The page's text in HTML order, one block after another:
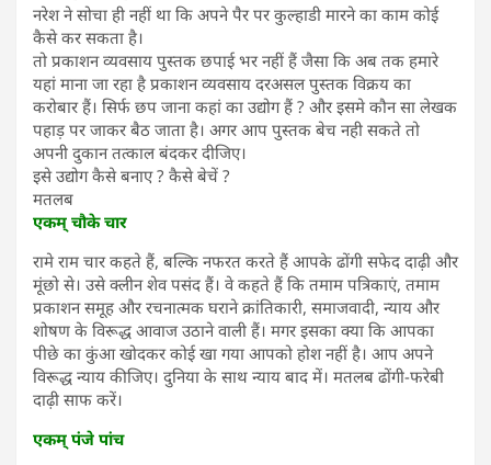
नरेश ने सोचा ही नहीं था कि अपने पैर पर कुल्हाडी मारने का काम कोई
कैसे कर सकता है।
तो प्रकाशन व्यवसाय पुस्तक छपाई भर नहीं हैं जैसा कि अब तक हमारे
यहां माना जा रहा है प्रकाशन व्यवसाय दरअसल पुस्तक विक्रय का
करोबार हैं। सिर्फ छप जाना कहां का उद्योग हैं ? और इसमे कौन सा लेखक
पहाड़ पर जाकर बैठ जाता है। अगर आप पुस्तक बेच नही सकते तो
अपनी दुकान तत्काल बंदकर दीजिए।
इसे उद्योग कैसे बनाए ? कैसे बेचें ?
मतलब
एकम् चौके चार
रामे राम चार कहते हैं, बल्कि नफरत करते हैं आपके ढोंगी सफेद दाढ़ी और
मूंछो से। उसे क्लीन शेव पसंद हैं। वे कहते हैं कि तमाम पत्रिकाएं, तमाम
प्रकाशन समूह और रचनात्मक घराने क्रांतिकारी, समाजवादी, न्याय और
शोषण के विरूद्ध आवाज उठाने वाली हैं। मगर इसका क्या कि आपका
पीछे का कुंआ खोदकर कोई खा गया आपको होश नहीं है। आप अपने
विरूद्ध न्याय कीजिए। दुनिया के साथ न्याय बाद में। मतलब ढोंगी-फरेबी
दाढ़ी साफ करें।
एकम् पंजे पांच